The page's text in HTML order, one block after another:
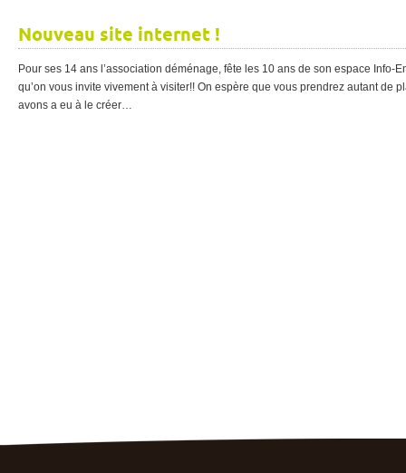
Nouveau site internet !
Pour ses 14 ans l’association déménage, fête les 10 ans de son espace Info-
qu’on vous invite vivement à visiter!! On espère que vous prendrez autant de
avons a eu à le créer…